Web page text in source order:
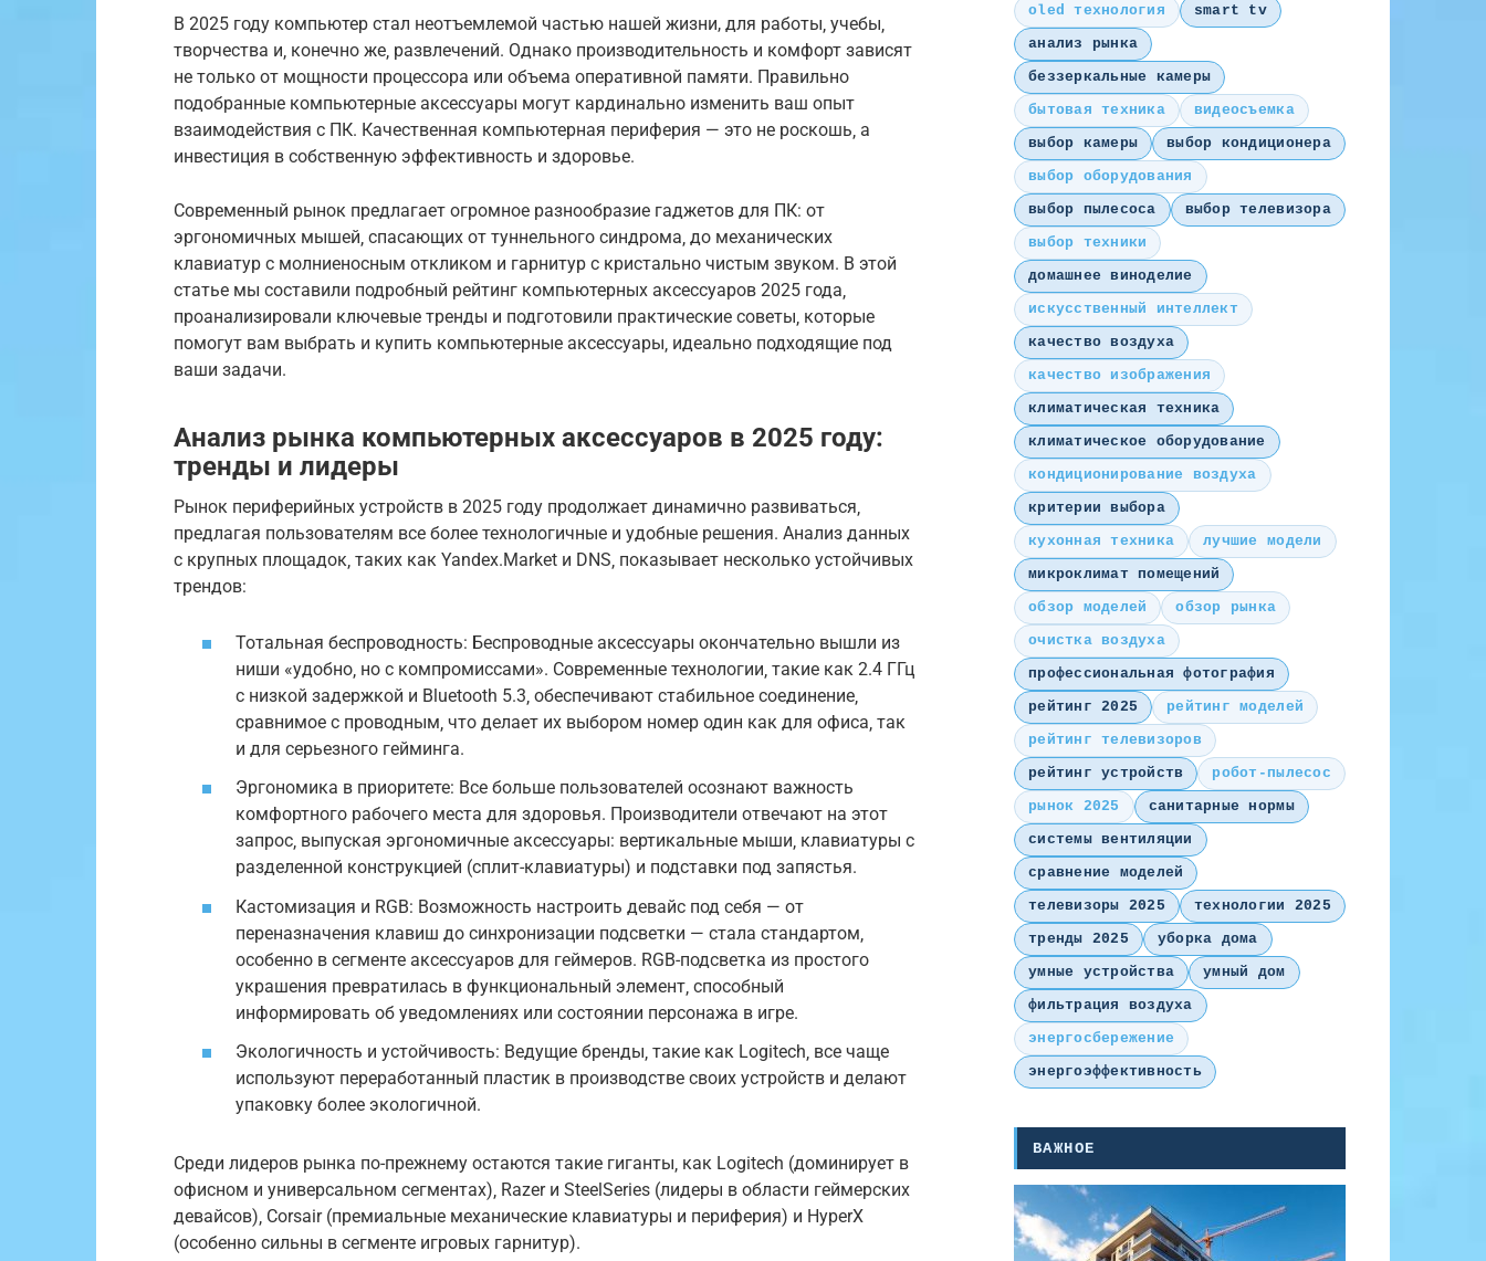
В 2025 году компьютер стал неотъемлемой частью нашей жизни, для работы‚ учебы‚
творчества и‚ конечно же‚ развлечений. Однако производительность и комфорт зависят
не только от мощности процессора или объема оперативной памяти. Правильно
подобранные компьютерные аксессуары могут кардинально изменить ваш опыт
взаимодействия с ПК. Качественная компьютерная периферия — это не роскошь‚ а
инвестиция в собственную эффективность и здоровье.
Современный рынок предлагает огромное разнообразие гаджетов для ПК: от
эргономичных мышей‚ спасающих от туннельного синдрома‚ до механических
клавиатур с молниеносным откликом и гарнитур с кристально чистым звуком. В этой
статье мы составили подробный рейтинг компьютерных аксессуаров 2025 года‚
проанализировали ключевые тренды и подготовили практические советы‚ которые
помогут вам выбрать и купить компьютерные аксессуары‚ идеально подходящие под
ваши задачи.
Анализ рынка компьютерных аксессуаров в 2025 году:
тренды и лидеры
Рынок периферийных устройств в 2025 году продолжает динамично развиваться‚
предлагая пользователям все более технологичные и удобные решения. Анализ данных
с крупных площадок‚ таких как Yandex.Market и DNS‚ показывает несколько устойчивых
трендов:
Тотальная беспроводность: Беспроводные аксессуары окончательно вышли из
ниши «удобно‚ но с компромиссами». Современные технологии‚ такие как 2.4 ГГц
с низкой задержкой и Bluetooth 5.3‚ обеспечивают стабильное соединение‚
сравнимое с проводным‚ что делает их выбором номер один как для офиса‚ так
и для серьезного гейминга.
Эргономика в приоритете: Все больше пользователей осознают важность
комфортного рабочего места для здоровья. Производители отвечают на этот
запрос‚ выпуская эргономичные аксессуары: вертикальные мыши‚ клавиатуры с
разделенной конструкцией (сплит-клавиатуры) и подставки под запястья.
Кастомизация и RGB: Возможность настроить девайс под себя — от
переназначения клавиш до синхронизации подсветки — стала стандартом‚
особенно в сегменте аксессуаров для геймеров. RGB-подсветка из простого
украшения превратилась в функциональный элемент‚ способный
информировать об уведомлениях или состоянии персонажа в игре.
Экологичность и устойчивость: Ведущие бренды‚ такие как Logitech‚ все чаще
используют переработанный пластик в производстве своих устройств и делают
упаковку более экологичной.
Среди лидеров рынка по-прежнему остаются такие гиганты‚ как Logitech (доминирует в
офисном и универсальном сегментах)‚ Razer и SteelSeries (лидеры в области геймерских
девайсов)‚ Corsair (премиальные механические клавиатуры и периферия) и HyperX
(особенно сильны в сегменте игровых гарнитур).
oled технология
smart tv
анализ рынка
беззеркальные камеры
бытовая техника
видеосъемка
выбор камеры
выбор кондиционера
выбор оборудования
выбор пылесоса
выбор телевизора
выбор техники
домашнее виноделие
искусственный интеллект
качество воздуха
качество изображения
климатическая техника
климатическое оборудование
кондиционирование воздуха
критерии выбора
кухонная техника
лучшие модели
микроклимат помещений
обзор моделей
обзор рынка
очистка воздуха
профессиональная фотография
рейтинг 2025
рейтинг моделей
рейтинг телевизоров
рейтинг устройств
робот-пылесос
рынок 2025
санитарные нормы
системы вентиляции
сравнение моделей
телевизоры 2025
технологии 2025
тренды 2025
уборка дома
умные устройства
умный дом
фильтрация воздуха
энергосбережение
энергоэффективность
ВАЖНОЕ